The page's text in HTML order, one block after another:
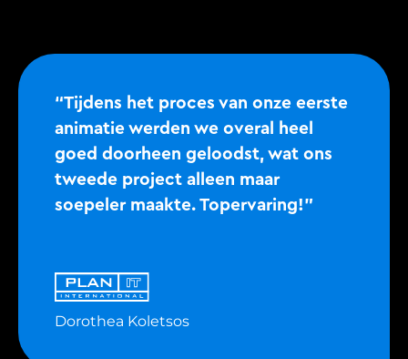
“Tijdens het proces van onze eerste
animatie werden we overal heel
goed doorheen geloodst, wat ons
tweede project alleen maar
soepeler maakte. Topervaring!”
Dorothea Koletsos